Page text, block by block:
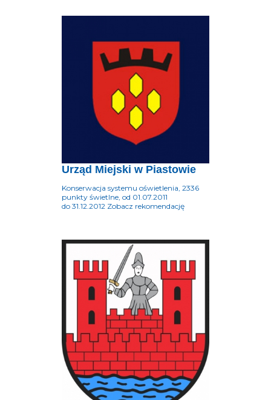
Urząd Miejski w Piastowie
Konserwacja systemu oświetlenia, 2336
punkty świetlne, od 01.07.2011
do 31.12.2012 Zobacz rekomendację